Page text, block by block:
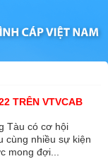
TRÊN VTVCAB
Tàu có cơ hội
cùng nhiều sự kiện
mong đợi...